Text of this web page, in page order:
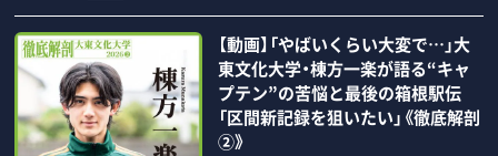
【動画】「やばいくらい大変で…」大
東文化大学・棟方一楽が語る“キャ
プテン”の苦悩と最後の箱根駅伝
「区間新記録を狙いたい」《徹底解剖
②》